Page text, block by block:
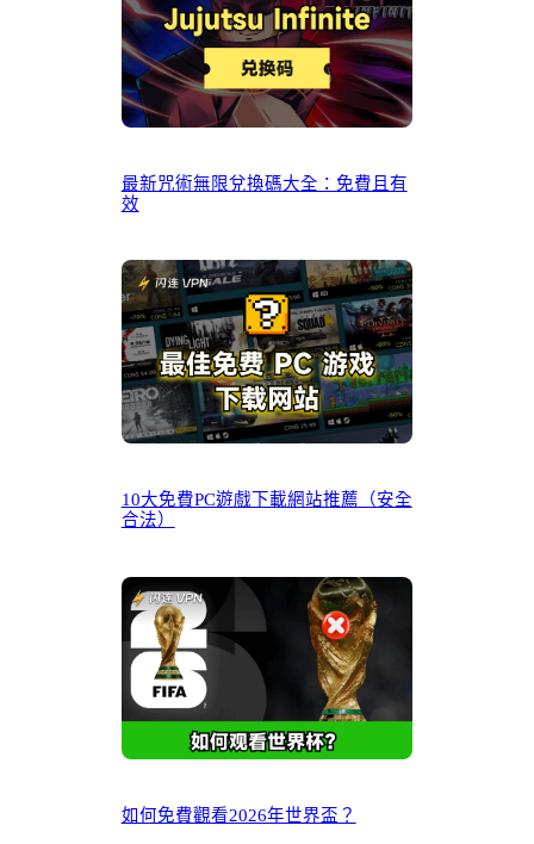
最新咒術無限兌換碼大全：免費且有
效
10大免費PC遊戲下載網站推薦（安全
合法）
如何免費觀看2026年世界盃？